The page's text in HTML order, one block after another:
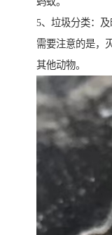
5、垃圾分类：及
需要注意的是，
其他动物。